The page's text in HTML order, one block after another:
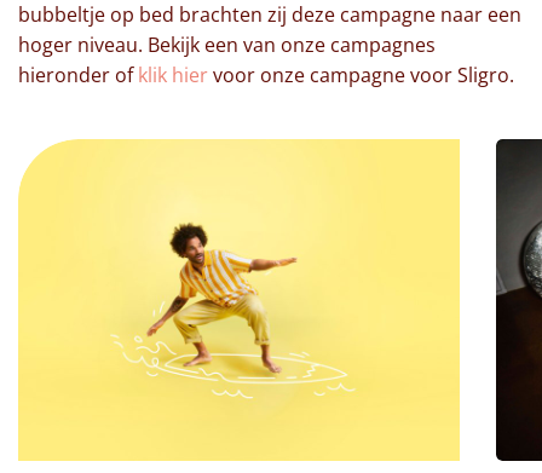
bubbeltje op bed brachten zij deze campagne naar een
hoger niveau. Bekijk een van onze campagnes
hieronder ofklik hiervoor onze campagne voor Sligro.